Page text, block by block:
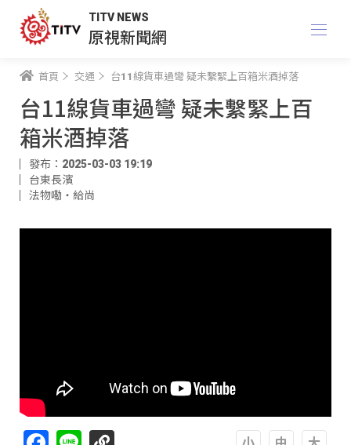
TITV NEWS
原視新聞網
首頁 交通 台11線貨車過彎 疑未繫緊上百箱米酒掉落
台11線貨車過彎 疑未繫緊上百
箱米酒掉落
發布：2025-03-03 19:19
台東長濱
法物嘞‧給尚
Facebook
Line